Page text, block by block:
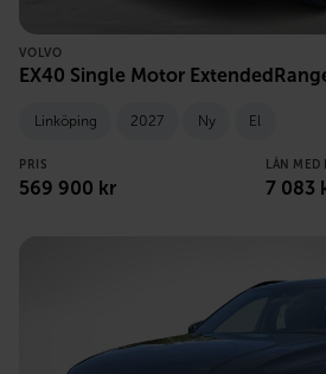
VOLVO
EX40 Single Motor
Linköping 2027 Ny El
PRIS
569 900 kr
LÅN MED
7 083